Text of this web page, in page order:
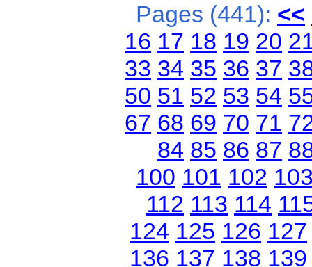
Pages (441): <<
16 17 18 19 20
33 34 35 36 37
50 51 52 53 54
67 68 69 70 71
84 85 86 87
100 101 102
112 113 114
124 125 126 127
136 137 138 139